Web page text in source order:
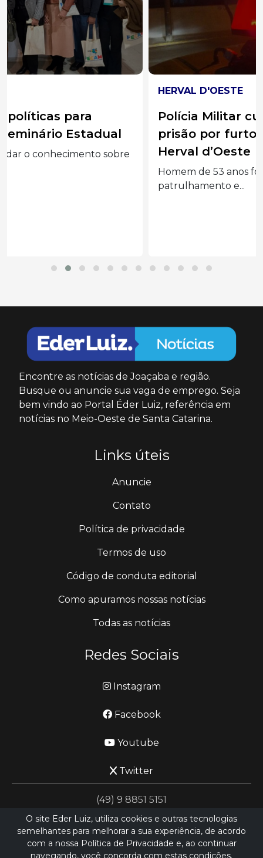
Polícia Militar cumpre mandado de
prisão por furto qualificado em
Herval d’Oeste
Homem de 53 anos foi localizado durante
Encontre as notícias de Joaçaba e região.
Busque ou anuncie sua vaga de emprego. Seja
bem vindo ao Portal Éder Luiz, referência em
notícias no Meio-Oeste de Santa Catarina.
Links úteis
Anuncie
Contato
Política de privacidade
Termos de uso
Código de conduta editorial
Como apuramos nossas notícias
Todas as notícias
Redes Sociais
Instagram
Facebook
Youtube
Twitter
(49) 9 8851 5151
jornalismo@ederluiz.com.vc
O site Eder Luiz, utiliza cookies e outras tecnologias
semelhantes para melhorar a sua experiência, de acordo
com a nossa Política de Privacidade e, ao continuar
navegando, você concorda com estas condições.